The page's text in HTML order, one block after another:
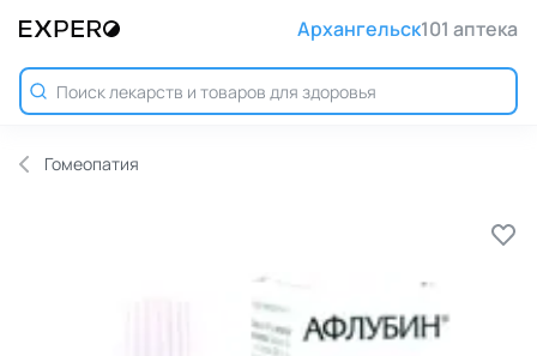
Архангельск101 аптека
Гомеопатия